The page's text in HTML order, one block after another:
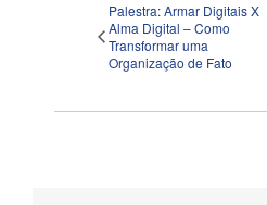
Palestra: Armar Digitais X
Alma Digital – Como
Transformar uma
Organização de Fato